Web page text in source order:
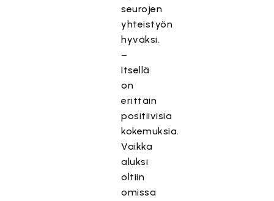
seurojen
yhteistyön
hyväksi.
–
Itsellä
on
erittäin
positiivisia
kokemuksia.
Vaikka
aluksi
oltiin
omissa